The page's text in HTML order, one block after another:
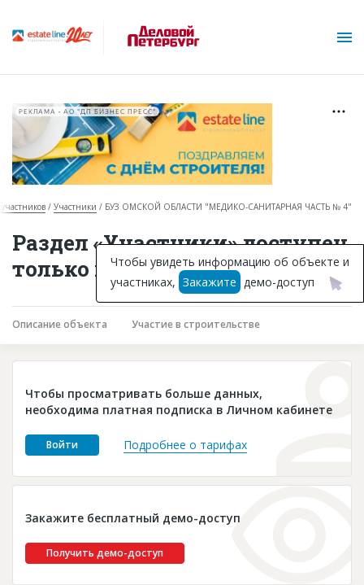
Горячие объекты
База строящихся объектов
Инвестпроекты
Глоссарий
Платные услуги
Пресс-релизы
РЕКЛАМА • АО "ДП БИЗНЕС ПРЕСС"
Участники БУЗ ОМСКОЙ ОБЛАСТИ "МЕДИКО-САНИТАРНАЯ ЧАСТЬ № 4"
Раздел «Участники» доступен
только подписчикам
Описание объекта Участие в строительстве
Чтобы просматривать больше данных,
необходима платная подписка в Личном кабинете
Войти Подробнее о тарифах
Закажите бесплатный демо-доступ
Получить демо-доступ
Чтобы увидеть информацию об объекте и
участниках, Закажите демо-доступ